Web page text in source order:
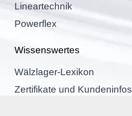
Linear­tech­nik
Power­flex
Wissens­wer­tes
Wälzla­ger-Lexikon
Zerti­fi­kate und Kundeninfos